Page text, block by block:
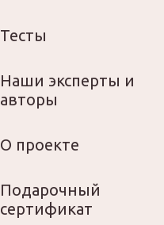
Тесты
Наши эксперты и
авторы
О проекте
Подарочный
сертификат